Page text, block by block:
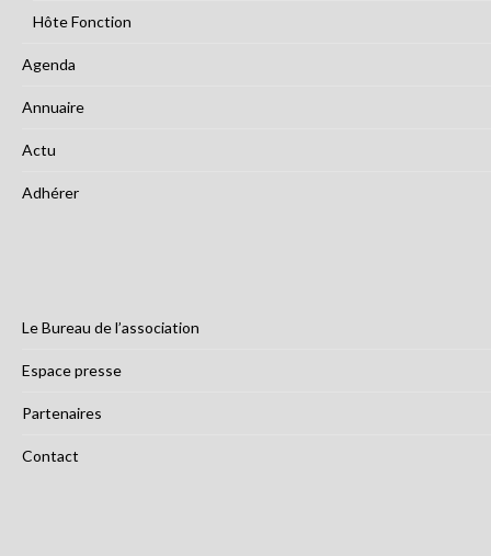
Hôte Fonction
Agenda
Annuaire
Actu
Adhérer
Le Bureau de l’association
Espace presse
Partenaires
Contact